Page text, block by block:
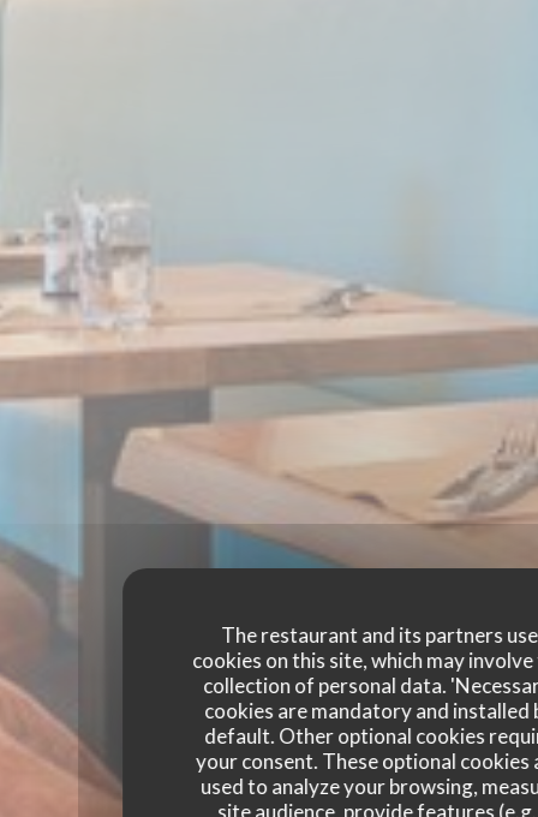
The restaurant and its partners use
cookies on this site, which may
collection of personal data.
cookies are mandatory and installed
default. Other optional cookies
your consent. These optional cookies
used to analyze your browsing,
site audience, provide features